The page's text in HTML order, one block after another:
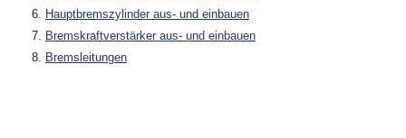
Hauptbremszylinder aus- und einbauen
Bremskraftverstärker aus- und einbauen
Bremsleitungen